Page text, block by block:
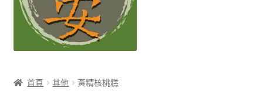
容
首頁 其他 黃精核桃糕